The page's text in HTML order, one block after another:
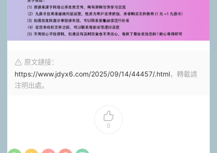
原文鏈接：
https://www.jdyx6.com/2025/09/14/44457/.html，轉載請
注明出處。
0